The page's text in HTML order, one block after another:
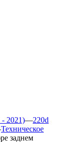
- 2021)—220d
Техническое
заднем